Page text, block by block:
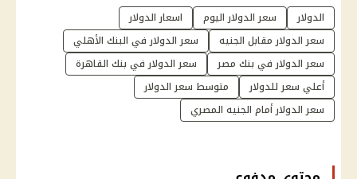
الدولار سعر الدولار اليوم
اسعار الدولار
سعر الدولار مقابل الجنيه
سعر الدولار في البنك الأهلي
سعر الدولار في بنك مصر
سعر الدولار في بنك القاهرة
أعلي سعر للدولار
متوسط سعر الدولار
سعر الدولار أمام الجنيه المصري